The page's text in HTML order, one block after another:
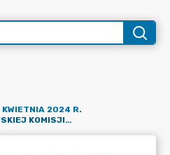
KWIETNIA 2024 R.
UCHWAŁA NR 4/2024 MIEJSKIEJ KOMISJI WYBORCZEJ W ZAWIDOWIE Z DNIA 7 MARCA 2024 R. W SPRAWIE ODMOWY REJESTRACJI ZGŁOSZENIA LISTY KANDYDATÓW NA RADNYCH KOMITETU WYBORCZEGO POD NAZWĄ KOMITET WYBORCZY WYBORCÓW KAMILA NIECKARZA W OKRĘGU WYBORCZYM NR 15 W WYBORACH ORGANÓW JEDNOSTEK SAMORZĄDU TERYTORIALNEGO ZARZĄDZONYCH NA DZIEŃ 7 KWIETNIA 2024 R.